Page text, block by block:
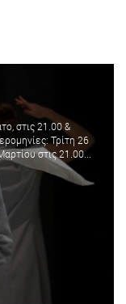
στις 21.00 &
Τρίτη 26
στις 21.00...